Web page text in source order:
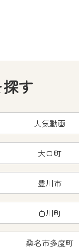
す
人気動画
大口町
豊川市
白川町
桑名市多度町